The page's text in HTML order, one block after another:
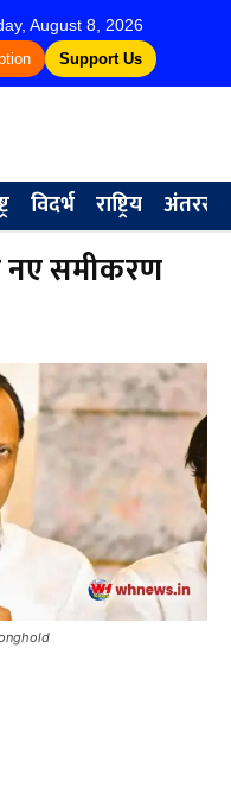
August 8, 2026
Support Us
विदर्भ राष्ट्रिय
नए समीकरण